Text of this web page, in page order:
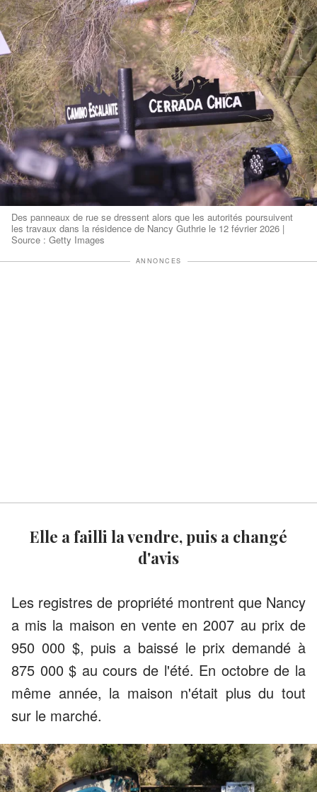
Des panneaux de rue se dressent alors que les autorités poursuivent
les travaux dans la résidence de Nancy Guthrie le 12 février 2026 |
Source : Getty Images
ANNONCES
Elle a failli la vendre, puis a changé
d'avis
Les registres de propriété montrent que Nancy
a mis la maison en vente en 2007 au prix de
950 000 $, puis a baissé le prix demandé à
875 000 $ au cours de l'été. En octobre de la
même année, la maison n'était plus du tout
sur le marché.